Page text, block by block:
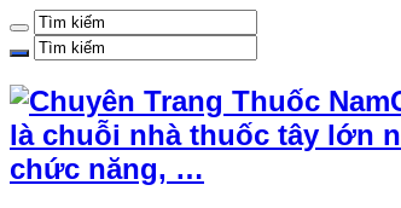
là chuỗi nhà thuốc tây lớn
chức năng, …